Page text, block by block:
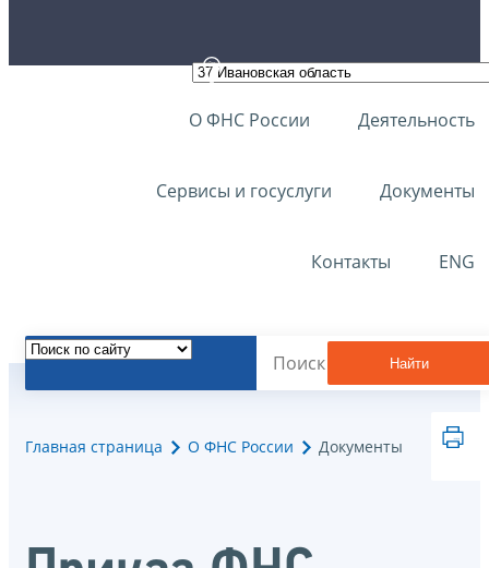
О ФНС России Деятельность
Сервисы и госуслуги Документы
Контакты ENG
Найти
Главная страница О ФНС России Документы